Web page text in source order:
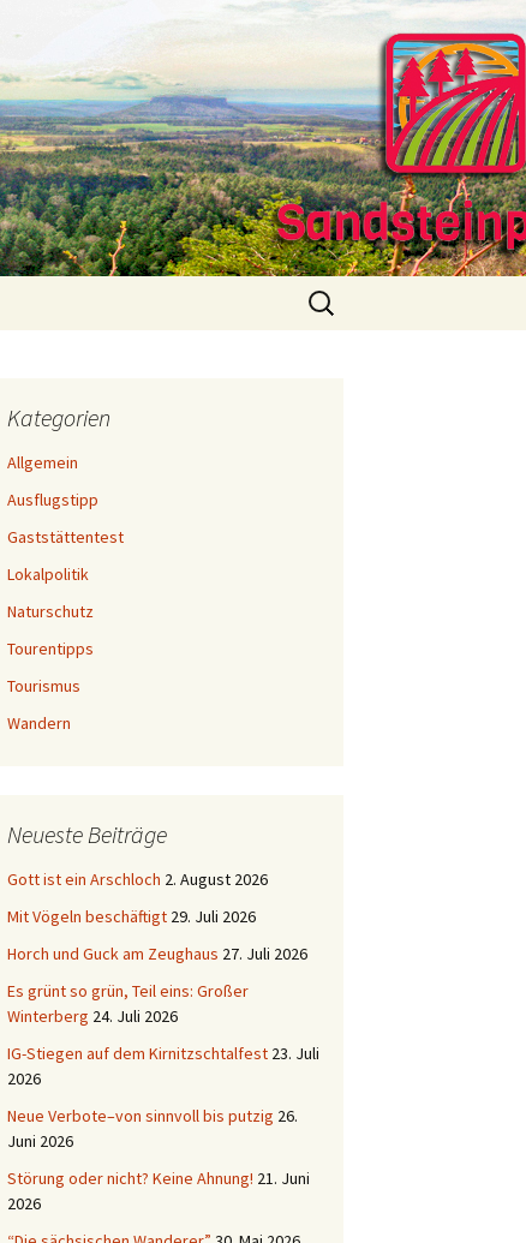
Suchen
nach:
Kategorien
Allgemein
Ausflugstipp
Gaststättentest
Lokalpolitik
Naturschutz
Tourentipps
Tourismus
Wandern
Neueste Beiträge
Gott ist ein Arschloch 2. August 2026
Mit Vögeln beschäftigt 29. Juli 2026
Horch und Guck am Zeughaus 27. Juli 2026
Es grünt so grün, Teil eins: Großer
Winterberg 24. Juli 2026
IG-Stiegen auf dem Kirnitzschtalfest 23. Juli
2026
Neue Verbote–von sinnvoll bis putzig 26.
Juni 2026
Störung oder nicht? Keine Ahnung! 21. Juni
2026